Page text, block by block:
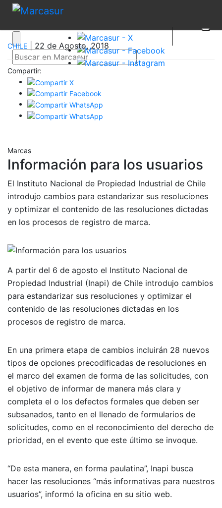
CHILE | 22 de Agosto, 2018
Compartir:
Marcas
Información para los usuarios
El Instituto Nacional de Propiedad Industrial de Chile
introdujo cambios para estandarizar sus resoluciones
y optimizar el contenido de las resoluciones dictadas
en los procesos de registro de marca.
A partir del 6 de agosto el Instituto Nacional de
Propiedad Industrial (Inapi) de Chile introdujo cambios
para estandarizar sus resoluciones y optimizar el
contenido de las resoluciones dictadas en los
procesos de registro de marca.
En una primera etapa de cambios incluirán 28 nuevos
tipos de opciones precodificadas de resoluciones en
el marco del examen de forma de las solicitudes, con
el objetivo de informar de manera más clara y
completa el o los defectos formales que deben ser
subsanados, tanto en el llenado de formularios de
solicitudes, como en el reconocimiento del derecho de
prioridad, en el evento que este último se invoque.
“De esta manera, en forma paulatina”, Inapi busca
hacer las resoluciones “más informativas para nuestros
usuarios”, informó la oficina en su sitio web.